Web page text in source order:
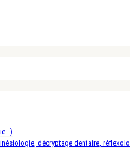
décryptage dentaire,